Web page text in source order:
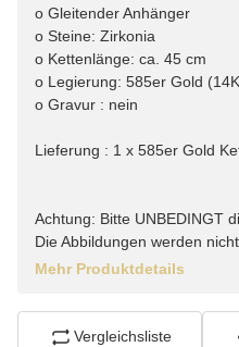
o Gleitender Anhänger
o Steine: Zirkonia
o Kettenlänge: ca. 45 cm
o Legierung: 585er Gold
o Gravur : nein
Lieferung : 1 x 585er Gold
Achtung: Bitte UNBEDINGT
Die Abbildungen werden
Mehr Produktdetails
Vergleichsliste